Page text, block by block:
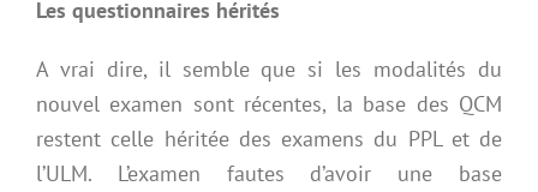
Les questionnaires hérités
A vrai dire, il semble que si les modalités du
nouvel examen sont récentes, la base des QCM
restent celle héritée des examens du PPL et de
l’ULM. L’examen fautes d’avoir une base